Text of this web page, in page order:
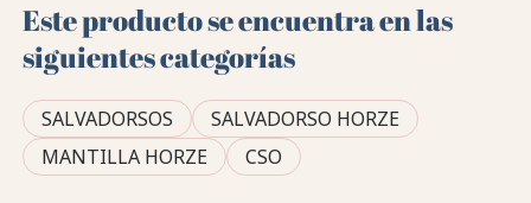
Este producto se encuentra en las
siguientes categorías
SALVADORSOS
SALVADORSO HORZE
MANTILLA HORZE
CSO